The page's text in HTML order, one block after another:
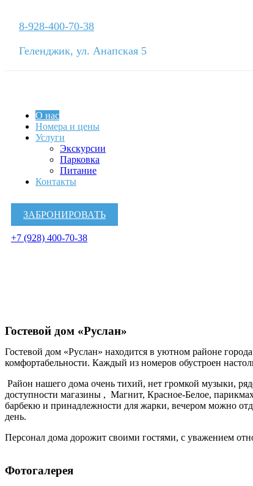
8-928-400-70-38
Геленджик, ул. Анапская 5
О нас
Номера и цены
Услуги
Экскурсии
Парковка
Питание
Контакты
ЗАБРОНИРОВАТЬ
+7 (928) 400-70-38
Гостевой дом «Руслан»
Гостевой дом «Руслан» находится в уютном районе
комфортабельности. Каждый из номеров обустроен
Район нашего дома очень тихий, нет громкой музыки,
доступности магазины , Магнит, Красное-Белое,
барбекю и принадлежности для жарки, вечером можно
день.
Персонал дома дорожит своими гостями, с уважением
Фотогалерея